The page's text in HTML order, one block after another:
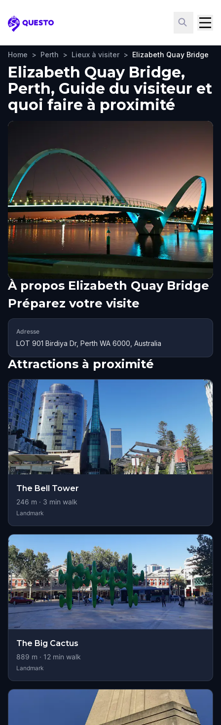
Questo
Home > Perth > Lieux à visiter > Elizabeth Quay Bridge
Elizabeth Quay Bridge,
Perth, Guide du visiteur et
quoi faire à proximité
À propos Elizabeth Quay Bridge
Préparez votre visite
Adresse
LOT 901 Birdiya Dr, Perth WA 6000, Australia
Attractions à proximité
The Bell Tower
246 m · 3 min walk
Landmark
The Big Cactus
889 m · 12 min walk
Landmark